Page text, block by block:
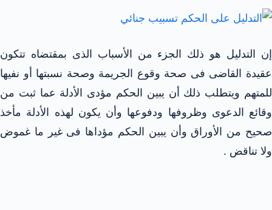
إن التدليل هو ذلك الجزء من الأسباب الذى بمقتضاه تتكون
عقيدة القاضى فى صحة وقوع الجريمة وصحة نسبتها أو نفيها
للمتهم ويتطلب ذلك أن يبين الحكم مؤدى الأدلة عما ثبت من
وقائع الدعوى وظروفها ودفوعها وأن يكون لهذه الأدلة مأخذ
صحيح من الأوراق وأن يبين الحكم مؤداها فى غير ما غموض
ولا تناقض .